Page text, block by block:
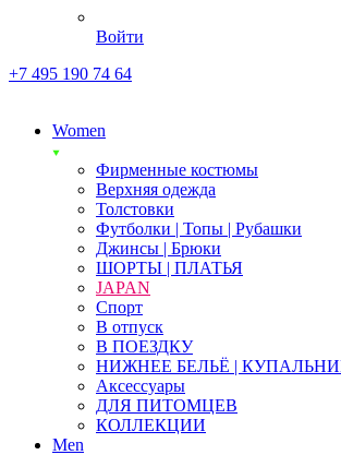
Войти
+7 495 190 74 64
Women
Фирменные костюмы
Верхняя одежда
Толстовки
Футболки | Топы | Рубашки
Джинсы | Брюки
ШОРТЫ | ПЛАТЬЯ
JAPAN
Спорт
В отпуск
В ПОЕЗДКУ
НИЖНЕЕ БЕЛЬЁ |
Аксессуары
ДЛЯ ПИТОМЦЕВ
КОЛЛЕКЦИИ
Men